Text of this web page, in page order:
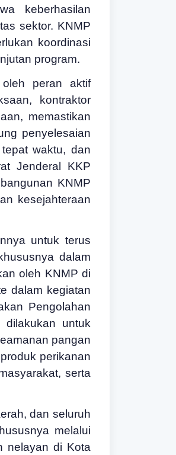
keberhasilan
sektor. KNMP
koordinasi
program.
peran aktif
kontraktor
memastikan
penyelesaian
waktu, dan
Jenderal KKP
KNMP
kesejahteraan
untuk terus
dalam
oleh KNMP di
dalam kegiatan
Pengolahan
untuk
pangan
perikanan
serta
dan seluruh
melalui
nelayan di Kota